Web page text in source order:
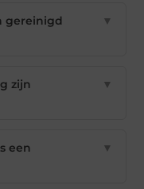
gereinigd
▼
zijn
▼
een
▼